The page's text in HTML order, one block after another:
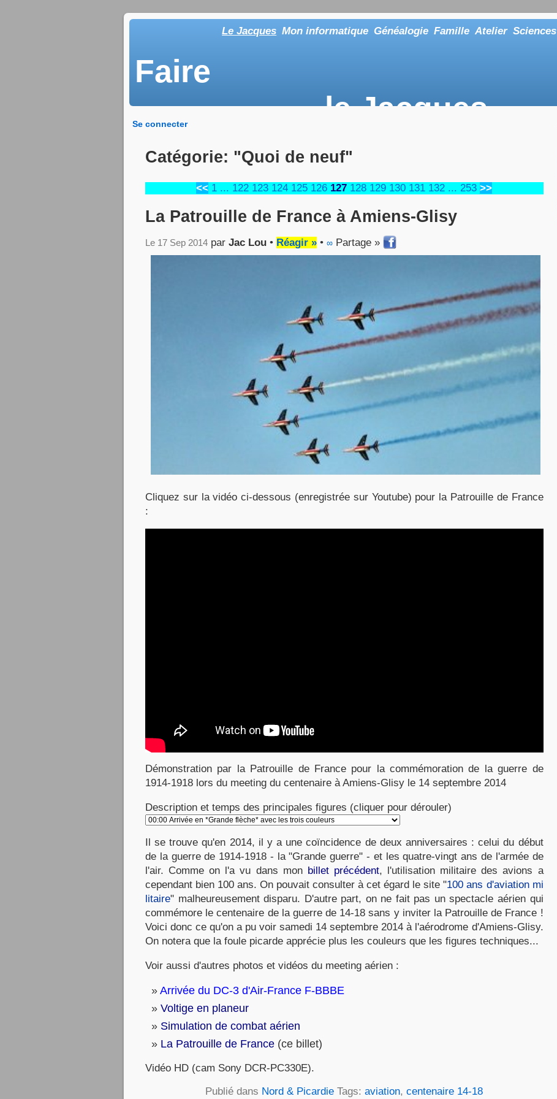
Le Jacques Mon informatique Généalogie Famille Atelier Sciences
Faire
le Jacques
Se connecter
Catégorie: "Quoi de neuf"
<< 1 ... 122 123 124 125 126 127 128 129 130 131 132 ... 253 >>
La Patrouille de France à Amiens-Glisy
Le 17 Sep 2014 par Jac Lou • Réagir » • ∞ Partage »
Cliquez sur la vidéo ci-dessous (enregistrée sur Youtube) pour la Patrouille de France
:
Démonstration par la Patrouille de France pour la commémoration de la guerre de
1914-1918 lors du meeting du centenaire à Amiens-Glisy le 14 septembre 2014
Description et temps des principales figures (cliquer pour dérouler)
Il se trouve qu'en 2014, il y a une coïncidence de deux anniversaires : celui du début
de la guerre de 1914-1918 - la "Grande guerre" - et les quatre-vingt ans de l'armée de
l'air. Comme on l'a vu dans mon billet précédent, l'utilisation militaire des avions a
cependant bien 100 ans. On pouvait consulter à cet égard le site "100 ans d'aviation mi
litaire" malheureusement disparu. D'autre part, on ne fait pas un spectacle aérien qui
commémore le centenaire de la guerre de 14-18 sans y inviter la Patrouille de France !
Voici donc ce qu'on a pu voir samedi 14 septembre 2014 à l'aérodrome d'Amiens-Glisy.
On notera que la foule picarde apprécie plus les couleurs que les figures techniques...
Voir aussi d'autres photos et vidéos du meeting aérien :
Arrivée du DC-3 d'Air-France F-BBBE
Voltige en planeur
Simulation de combat aérien
La Patrouille de France (ce billet)
Vidéo HD (cam Sony DCR-PC330E).
Publié dans Nord & Picardie Tags:aviation,centenaire 14-18